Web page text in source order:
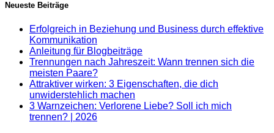
Neueste Beiträge
Erfolgreich in Beziehung und Business durch effektive
Kommunikation
Anleitung für Blogbeiträge
Trennungen nach Jahreszeit: Wann trennen sich die
meisten Paare?
Attraktiver wirken: 3 Eigenschaften, die dich
unwiderstehlich machen
3 Warnzeichen: Verlorene Liebe? Soll ich mich
trennen? | 2026